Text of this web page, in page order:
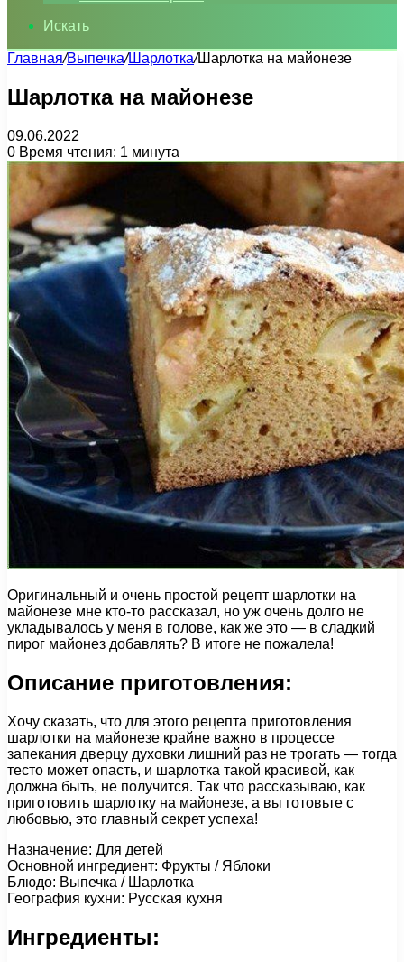
Искать
Главная/Выпечка/Шарлотка/Шарлотка на майонезе
Шарлотка на майонезе
09.06.2022
0 Время чтения: 1 минута
Оригинальный и очень простой рецепт шарлотки на
майонезе мне кто-то рассказал, но уж очень долго не
укладывалось у меня в голове, как же это — в сладкий
пирог майонез добавлять? В итоге не пожалела!
Описание приготовления:
Хочу сказать, что для этого рецепта приготовления
шарлотки на майонезе крайне важно в процессе
запекания дверцу духовки лишний раз не трогать — тогда
тесто может опасть, и шарлотка такой красивой, как
должна быть, не получится. Так что рассказываю, как
приготовить шарлотку на майонезе, а вы готовьте с
любовью, это главный секрет успеха!
Назначение: Для детей
Основной ингредиент: Фрукты / Яблоки
Блюдо: Выпечка / Шарлотка
География кухни: Русская кухня
Ингредиенты: